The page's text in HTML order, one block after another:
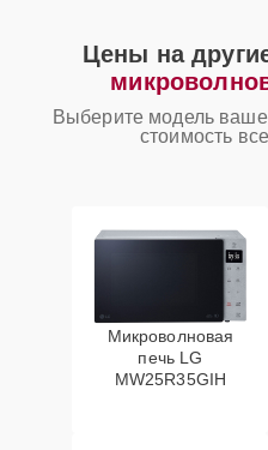
Цены на
Выберите модель
стоимость
Микроволновая
печь LG
MW25R35GIH